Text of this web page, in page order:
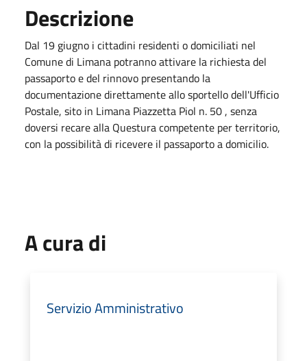
Descrizione
Dal 19 giugno i cittadini residenti o domiciliati nel
Comune di Limana potranno attivare la richiesta del
passaporto e del rinnovo presentando la
documentazione direttamente allo sportello dell'Ufficio
Postale, sito in Limana Piazzetta Piol n. 50 , senza
doversi recare alla Questura competente per territorio,
con la possibilità di ricevere il passaporto a domicilio.
A cura di
Servizio Amministrativo